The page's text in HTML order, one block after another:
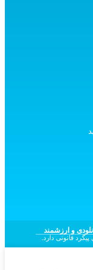
و ارزشمند
قانونی دارد.